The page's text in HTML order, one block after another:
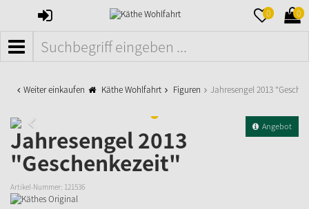
ANMELDEN 0 0
MENÜ
Weiter einkaufen Käthe Wohlfahrt Figuren Jahresengel 2013
Angebot
Jahresengel 2013
"Geschenkezeit"
Artikel-Nummer: 121536